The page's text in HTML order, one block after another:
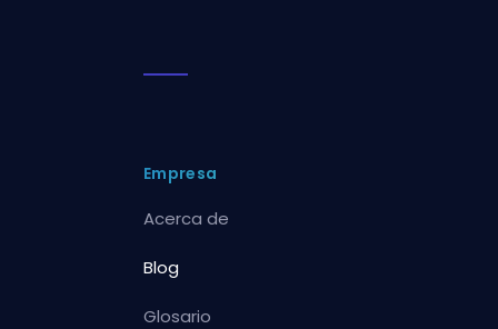
Empresa
Acerca de
Blog
Glosario